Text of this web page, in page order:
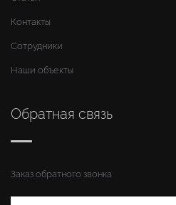
Контакты
Сотрудники
Наши объекты
Обратная связь
Заказ обратного звонка